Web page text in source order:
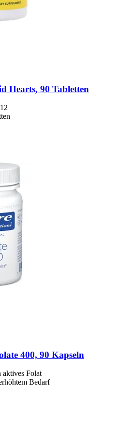
Hearts, 90 Tabletten
400, 90 Kapseln
aktives Folat
Bedarf